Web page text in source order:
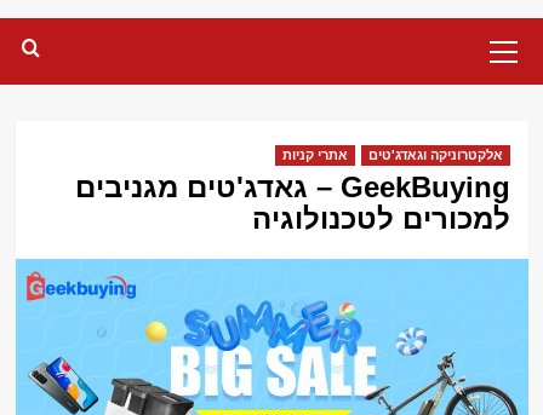
Menu
אלקטרוניקה וגאדג'טים אתרי קניות
GeekBuying – גאדג'טים מגניבים
למכורים לטכנולוגיה